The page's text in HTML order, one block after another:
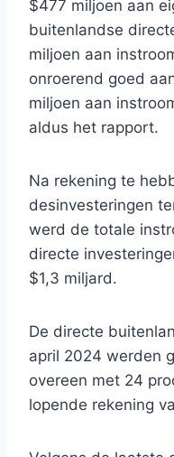
$477 miljoen aan
buitenlandse
miljoen aan
onroerend goed
miljoen aan
aldus het rapport.
Na rekening te
desinvesteringen
werd de totale
directe
$1,3 miljard.
De directe
april 2024 werden
overeen met 24
lopende rekening